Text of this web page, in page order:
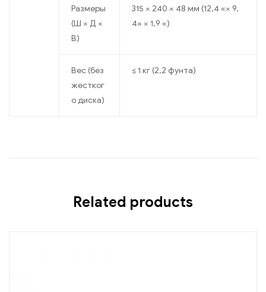
Размеры
(Ш × Д ×
В)
315 × 240 × 48 мм (12,4 «× 9,
4» × 1,9 «)
Вес (без
жестког
о диска)
≤ 1 кг (2,2 фунта)
Related products